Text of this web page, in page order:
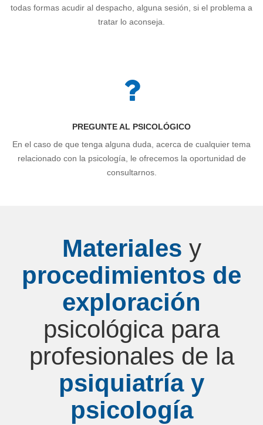
todas formas acudir al despacho, alguna sesión, si el problema a
tratar lo aconseja.
PREGUNTE AL PSICOLÓGICO
En el caso de que tenga alguna duda, acerca de cualquier tema
relacionado con la psicología, le ofrecemos la oportunidad de
consultarnos.
Materiales y
procedimientos de
exploración
psicológica para
profesionales de la
psiquiatría y
psicología